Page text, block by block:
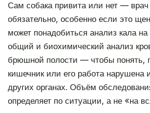
Сам собака привита или нет — врач
обязательно, особенно если это
может понадобиться анализ кала на
общий и биохимический анализ
брюшной полости — чтобы понять,
кишечник или его работа нарушена
других органах. Объём
определяет по ситуации, а не «на